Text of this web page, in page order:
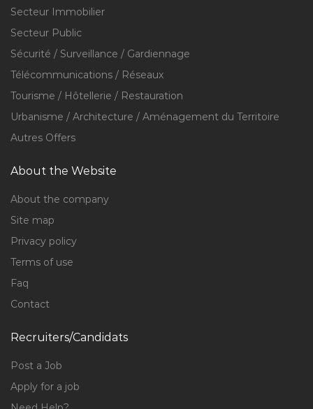
Secteur Immobilier
Secteur Public
Sécurité / Surveillance / Gardiennage
Télécommunications / Réseaux
Tourisme / Hôtellerie / Restauration
Urbanisme / Architecture / Aménagement du Territoire
Autres Offers
About the Website
About the company
Site map
Privacy policy
Terms of use
Faq
Contact
Recruiters/Candidats
Post a Job
Apply for a job